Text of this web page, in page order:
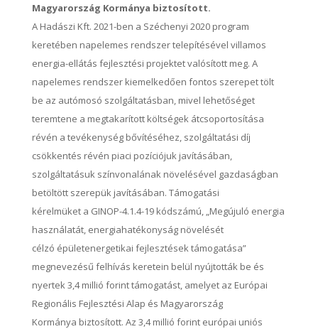
Magyarország Kormánya biztosított.
A Hadászi Kft. 2021-ben a Széchenyi 2020 program
keretében napelemes rendszer telepítésével villamos
energia-ellátás fejlesztési projektet valósított meg. A
napelemes rendszer kiemelkedően fontos szerepet tölt
be az autómosó szolgáltatásban, mivel lehetőséget
teremtene a megtakarított költségek átcsoportosítása
révén a tevékenység bővítéséhez, szolgáltatási díj
csökkentés révén piaci pozíciójuk javításában,
szolgáltatásuk színvonalának növelésével gazdaságban
betöltött szerepük javításában. Támogatási
kérelmüket a GINOP-4.1.4-19 kódszámú, „Megújuló energia
használatát, energiahatékonyság növelését
célzó épületenergetikai fejlesztések támogatása”
megnevezésű felhívás keretein belül nyújtották be és
nyertek 3,4 millió forint támogatást, amelyet az Európai
Regionális Fejlesztési Alap és Magyarország
Kormánya biztosított. Az 3,4 millió forint európai uniós